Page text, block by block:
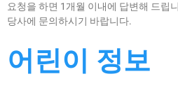
요청을 하면 1개월 이내에 답변해 드립
당사에 문의하시기 바랍니다.
어린이 정보